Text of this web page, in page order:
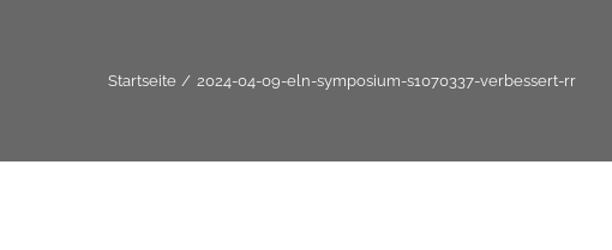
Startseite 2024-04-09-eln-symposium-s1070337-verbessert-rr